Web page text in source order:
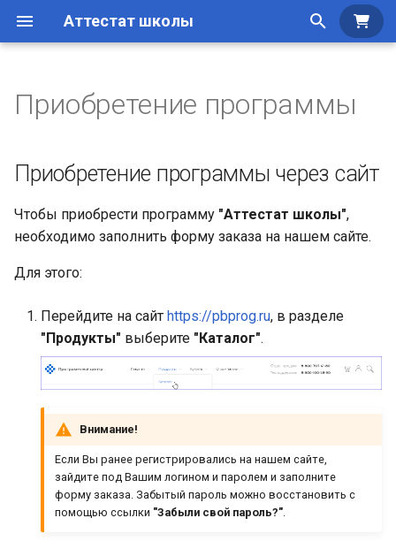
Аттестат школы
и
а
и
Структура окна
Работа с базой данных
Создание базы данных
возможности
Параметры организации
Работа со
справочниками
Общие сведения по
Заполнение
Работа с реестром бланков
строгой отчетности
Печать документов
Работа с шаблонами
Формирование печатных
документов
Формирование отчетов
Выгрузка в ФРДО
Работа с электронной
подписью
Приобретение программы
Скачивание программы
Приобретение программы
Приобретение программы через сайт
Чтобы приобрести программу "Аттестат школы",
необходимо заполнить форму заказа на нашем сайте.
Для этого:
Перейдите на сайт https://pbprog.ru, в разделе
"Продукты" выберите "Каталог".
Внимание!
Если Вы ранее регистрировались на нашем сайте,
зайдите под Вашим логином и паролем и заполните
форму заказа. Забытый пароль можно восстановить с
помощью ссылки "Забыли свой пароль?".